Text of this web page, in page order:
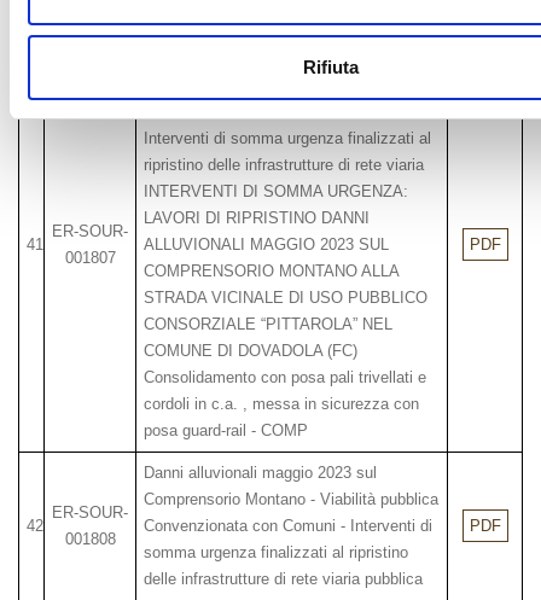
Rifiuta
41
ER-SOUR-
001807
Danni alluvionali maggio 2023 sul
Interventi di somma urgenza finalizzati al
ripristino delle infrastrutture di rete viaria
INTERVENTI DI SOMMA URGENZA:
LAVORI DI RIPRISTINO DANNI
ALLUVIONALI MAGGIO 2023 SUL
COMPRENSORIO MONTANO ALLA
STRADA VICINALE DI USO PUBBLICO
CONSORZIALE “PITTAROLA” NEL
COMUNE DI DOVADOLA (FC)
Consolidamento con posa pali trivellati e
cordoli in c.a. , messa in sicurezza con
posa guard-rail - COMP
PDF
42
ER-SOUR-
001808
Danni alluvionali maggio 2023 sul
Comprensorio Montano - Viabilità pubblica
Convenzionata con Comuni - Interventi di
somma urgenza finalizzati al ripristino
delle infrastrutture di rete viaria pubblica
PDF